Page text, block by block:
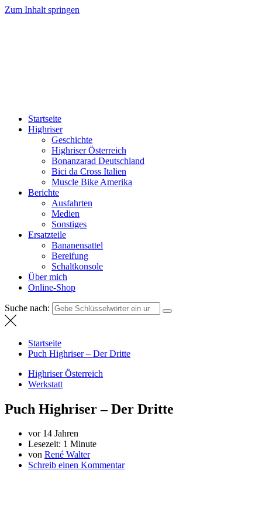
Zum Inhalt springen
Highriser / Bonanzarad / Bici da Cross / Muscle Bike
Startseite
Highriser
Geschichte
Highriser Österreich
Bonanzarad Deutschland
Bici da Cross Italien
Muscle Bike Amerika
Berichte
Ausfahrten
Medien
Sonstiges
Ersatzteile
Bananensattel
Bereifung
Schaltkonsole
Über mich
Online-Shop
Suche nach:
Startseite
Puch Highriser – Der Dritte
Highriser Österreich
Werkstatt
Puch Highriser – Der Dritte
vor 14 Jahren
Lesezeit: 1 Minute
von René Walter
Schreib einen Kommentar